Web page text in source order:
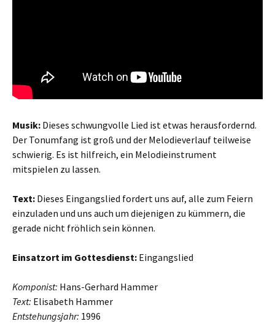
Musik: Dieses schwungvolle Lied ist etwas herausfordernd.
Der Tonumfang ist groß und der Melodieverlauf teilweise
schwierig. Es ist hilfreich, ein Melodieinstrument
mitspielen zu lassen.
Text: Dieses Eingangslied fordert uns auf, alle zum Feiern
einzuladen und uns auch um diejenigen zu kümmern, die
gerade nicht fröhlich sein können.
Einsatzort im Gottesdienst: Eingangslied
Komponist: Hans-Gerhard Hammer
Text: Elisabeth Hammer
Entstehungsjahr: 1996